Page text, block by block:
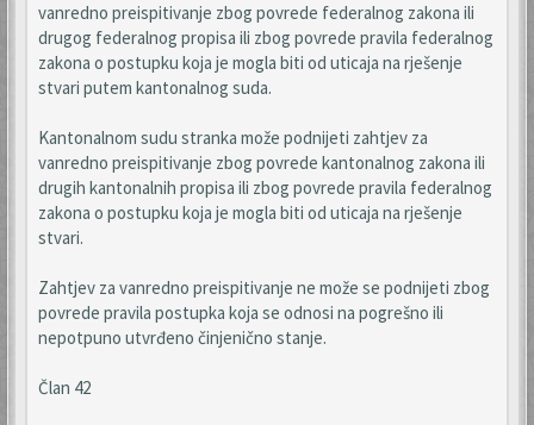
vanredno preispitivanje zbog povrede federalnog zakona ili
drugog federalnog propisa ili zbog povrede pravila federalnog
zakona o postupku koja je mogla biti od uticaja na rješenje
stvari putem kantonalnog suda.
Kantonalnom sudu stranka može podnijeti zahtjev za
vanredno preispitivanje zbog povrede kantonalnog zakona ili
drugih kantonalnih propisa ili zbog povrede pravila federalnog
zakona o postupku koja je mogla biti od uticaja na rješenje
stvari.
Zahtjev za vanredno preispitivanje ne može se podnijeti zbog
povrede pravila postupka koja se odnosi na pogrešno ili
nepotpuno utvrđeno činjenično stanje.
Član 42